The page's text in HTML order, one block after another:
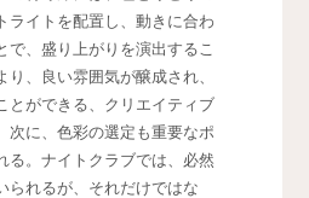
ライトを配置し、動きに合わ
で、盛り上がりを演出するこ
り、良い雰囲気が醸成され、
とができる、クリエイティブ
次に、色彩の選定も重要なポ
る。ナイトクラブでは、必然
られるが、それだけではな